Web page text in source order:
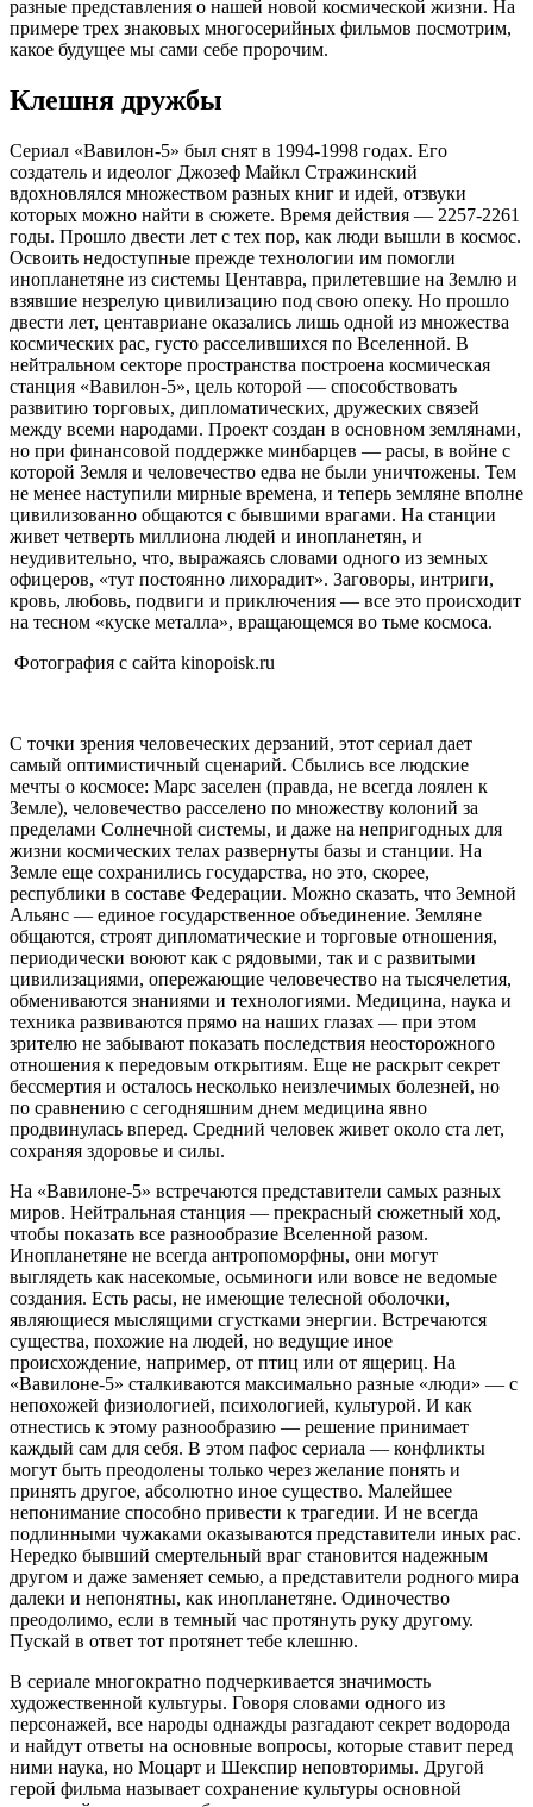
разные представления о нашей новой космической жизни. На
примере трех знаковых многосерийных фильмов посмотрим,
какое будущее мы сами себе пророчим.
Клешня дружбы
Сериал «Вавилон-5» был снят в 1994-1998 годах. Его
создатель и идеолог Джозеф Майкл Стражинский
вдохновлялся множеством разных книг и идей, отзвуки
которых можно найти в сюжете. Время действия — 2257-2261
годы. Прошло двести лет с тех пор, как люди вышли в космос.
Освоить недоступные прежде технологии им помогли
инопланетяне из системы Центавра, прилетевшие на Землю и
взявшие незрелую цивилизацию под свою опеку. Но прошло
двести лет, центавриане оказались лишь одной из множества
космических рас, густо расселившихся по Вселенной. В
нейтральном секторе пространства построена космическая
станция «Вавилон-5», цель которой — способствовать
развитию торговых, дипломатических, дружеских связей
между всеми народами. Проект создан в основном землянами,
но при финансовой поддержке минбарцев — расы, в войне с
которой Земля и человечество едва не были уничтожены. Тем
не менее наступили мирные времена, и теперь земляне вполне
цивилизованно общаются с бывшими врагами. На станции
живет четверть миллиона людей и инопланетян, и
неудивительно, что, выражаясь словами одного из земных
офицеров, «тут постоянно лихорадит». Заговоры, интриги,
кровь, любовь, подвиги и приключения — все это происходит
на тесном «куске металла», вращающемся во тьме космоса.
Фотография с сайта kinopoisk.ru
С точки зрения человеческих дерзаний, этот сериал дает
самый оптимистичный сценарий. Сбылись все людские
мечты о космосе: Марс заселен (правда, не всегда лоялен к
Земле), человечество расселено по множеству колоний за
пределами Солнечной системы, и даже на непригодных для
жизни космических телах развернуты базы и станции. На
Земле еще сохранились государства, но это, скорее,
республики в составе Федерации. Можно сказать, что Земной
Альянс — единое государственное объединение. Земляне
общаются, строят дипломатические и торговые отношения,
периодически воюют как с рядовыми, так и с развитыми
цивилизациями, опережающие человечество на тысячелетия,
обмениваются знаниями и технологиями. Медицина, наука и
техника развиваются прямо на наших глазах — при этом
зрителю не забывают показать последствия неосторожного
отношения к передовым открытиям. Еще не раскрыт секрет
бессмертия и осталось несколько неизлечимых болезней, но
по сравнению с сегодняшним днем медицина явно
продвинулась вперед. Средний человек живет около ста лет,
сохраняя здоровье и силы.
На «Вавилоне-5» встречаются представители самых разных
миров. Нейтральная станция — прекрасный сюжетный ход,
чтобы показать все разнообразие Вселенной разом.
Инопланетяне не всегда антропоморфны, они могут
выглядеть как насекомые, осьминоги или вовсе не ведомые
создания. Есть расы, не имеющие телесной оболочки,
являющиеся мыслящими сгустками энергии. Встречаются
существа, похожие на людей, но ведущие иное
происхождение, например, от птиц или от ящериц. На
«Вавилоне-5» сталкиваются максимально разные «люди» — с
непохожей физиологией, психологией, культурой. И как
отнестись к этому разнообразию — решение принимает
каждый сам для себя. В этом пафос сериала — конфликты
могут быть преодолены только через желание понять и
принять другое, абсолютно иное существо. Малейшее
непонимание способно привести к трагедии. И не всегда
подлинными чужаками оказываются представители иных рас.
Нередко бывший смертельный враг становится надежным
другом и даже заменяет семью, а представители родного мира
далеки и непонятны, как инопланетяне. Одиночество
преодолимо, если в темный час протянуть руку другому.
Пускай в ответ тот протянет тебе клешню.
В сериале многократно подчеркивается значимость
художественной культуры. Говоря словами одного из
персонажей, все народы однажды разгадают секрет водорода
и найдут ответы на основные вопросы, которые ставит перед
ними наука, но Моцарт и Шекспир неповторимы. Другой
герой фильма называет сохранение культуры основной